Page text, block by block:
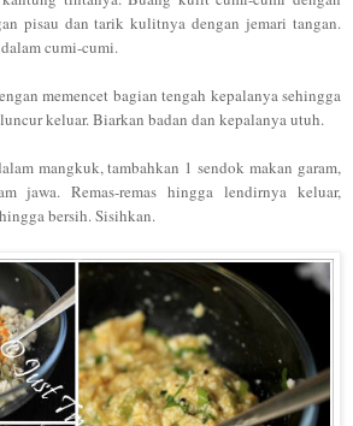
pisau dan tarik kulitnya dengan jemari tangan.
cumi-cumi.
memencet bagian tengah kepalanya sehingga
keluar. Biarkan badan dan kepalanya utuh.
mangkuk, tambahkan 1 sendok makan garam,
jawa. Remas-remas hingga lendirnya keluar,
bersih. Sisihkan.